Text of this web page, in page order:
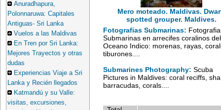
Anuradhapura,
Polonnaruwa: Capitales
Antiguas- Sri Lanka
Vuelos a las Maldivas
En Tren por Sri Lanka:
Mejores Trayectos y otras
dudas
Experiencias Viaje a Sri
Lanka y Recién llegados
Katmandú y su Valle:
visitas, excursiones,
Mero moteado. Maldivas.
spotted grouper. Maldives.
Fotografias Submarinas:
Submarinas en arrecifes coralinos del
Oceano Indico: morenas, rayas,
tiburones....
Submarines Photography: Scuba
Pictures in Maldives: coral reciffs,
barracudas, corals....